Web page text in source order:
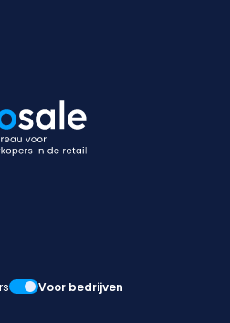
Voor bedrijven